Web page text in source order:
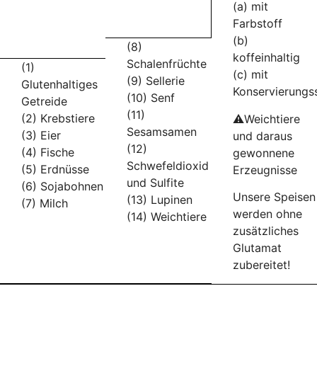
(1)
Glutenhaltiges
Getreide
(2) Krebstiere
(3) Eier
(4) Fische
(5) Erdnüsse
(6) Sojabohnen
(7) Milch
(8)
Schalenfrüchte
(9) Sellerie
(10) Senf
(11)
Sesamsamen
(12)
Schwefeldioxid
und Sulfite
(13) Lupinen
(14) Weichtiere
(a) mit
Farbstoff
(b)
koffeinhaltig
(c) mit
⚠️Weichtiere
und daraus
gewonnene
Erzeugnisse
Unsere Speisen
werden ohne
zusätzliches
Glutamat
zubereitet!